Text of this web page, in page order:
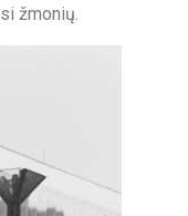
žmonių.